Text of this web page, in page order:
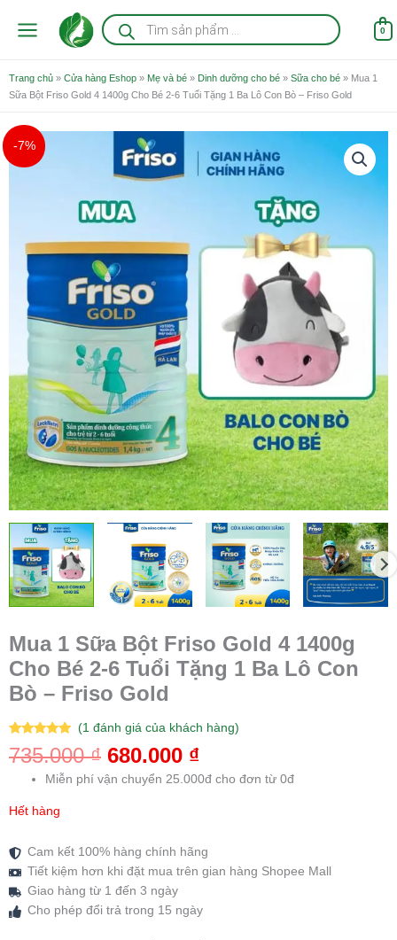
Tìm
kiếm
sản
0
Trang chủ » Cửa hàng Eshop » Mẹ và bé » Dinh dưỡng cho bé » Sữa cho bé » Mua 1
Sữa Bột Friso Gold 4 1400g Cho Bé 2-6 Tuổi Tặng 1 Ba Lô Con Bò – Friso Gold
-7%
Mua 1 Sữa Bột Friso Gold 4 1400g
Cho Bé 2-6 Tuổi Tặng 1 Ba Lô Con
Bò – Friso Gold
5.00 trên 5
dựa trên
1
(1đánh giá của khách hàng)
735.000₫
Giá
gốc
là:
735.000 ₫.
680.000 ₫
hiện
tại
680.000 ₫.
Miễn phí vận chuyển 25.000đ cho đơn từ 0đ
Hết hàng
Cam kết 100% hàng chính hãng
Tiết kiệm hơn khi đặt mua trên gian hàng Shopee Mall
Giao hàng từ 1 đến 3 ngày
Cho phép đổi trả trong 15 ngày